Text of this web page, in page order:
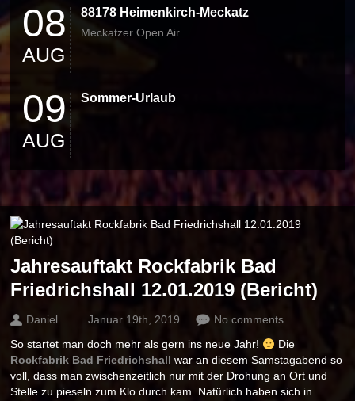
08
AUG
88178 Heimenkirch-Meckatz
Meckatzer Open Air
09
AUG
Sommer-Urlaub
Jahresauftakt Rockfabrik Bad
Friedrichshall 12.01.2019 (Bericht)
Daniel Januar 19th, 2019
No comments
So startet man doch mehr als gern ins neue Jahr!
Die
Rockfabrik Bad Friedrichshall war an diesem Samstagabend so
voll, dass man zwischenzeitlich nur mit der Drohung an Ort und
Stelle zu pieseln zum Klo durch kam. Natürlich haben sich in